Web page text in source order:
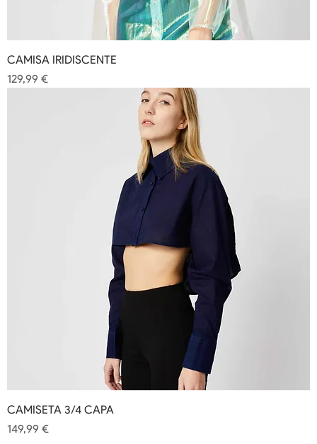
CAMISA IRIDISCENTE
Precio
129,99 €
CAMISETA 3/4 CAPA
Precio
149,99 €